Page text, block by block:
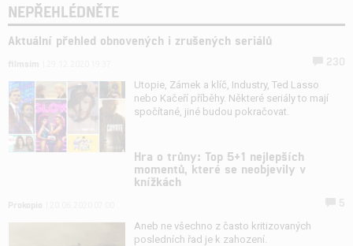
NEPŘEHLÉDNĚTE
Aktuální přehled obnovených i zrušených seriálů
Utopie, Zámek a klíč, Industry, Ted Lasso
nebo Kačeří příběhy. Některé seriály to mají
spočítané, jiné budou pokračovat.
Hra o trůny: Top 5+1 nejlepších
momentů, které se neobjevily v
knížkách
Aneb ne všechno z často kritizovaných
posledních řad je k zahození.